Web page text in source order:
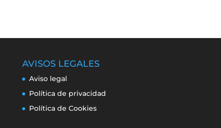
AVISOS LEGALES
Aviso legal
Política de privacidad
Política de Cookies